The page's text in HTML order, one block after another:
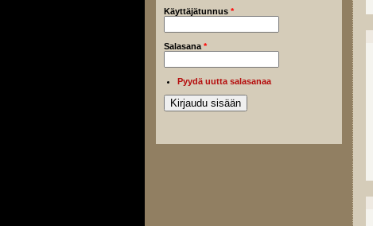
Käyttäjätunnus *
Salasana *
Pyydä uutta salasanaa